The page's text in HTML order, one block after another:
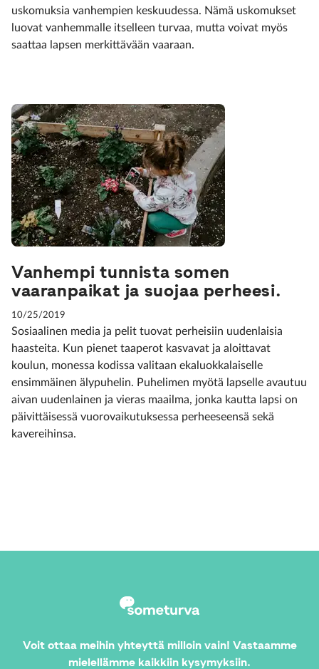
uskomuksia vanhempien keskuudessa. Nämä uskomukset
luovat vanhemmalle itselleen turvaa, mutta voivat myös
saattaa lapsen merkittävään vaaraan.
Vanhempi tunnista somen
vaaranpaikat ja suojaa perheesi.
10/25/2019
Sosiaalinen media ja pelit tuovat perheisiin uudenlaisia
haasteita. Kun pienet taaperot kasvavat ja aloittavat
koulun, monessa kodissa valitaan ekaluokkalaiselle
ensimmäinen älypuhelin. Puhelimen myötä lapselle avautuu
aivan uudenlainen ja vieras maailma, jonka kautta lapsi on
päivittäisessä vuorovaikutuksessa perheeseensä sekä
kavereihinsa.
Voit ottaa meihin yhteyttä milloin vain! Vastaamme
mielellämme kaikkiin kysymyksiin.